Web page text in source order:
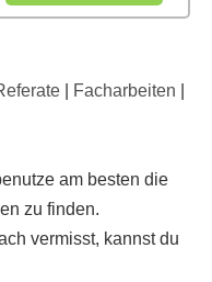
Facharbeiten
am besten die
zu finden.
vermisst, kannst du